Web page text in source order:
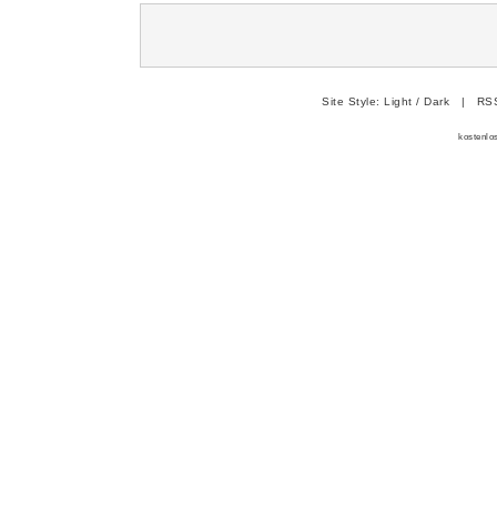
Site Style:Light /Dark |